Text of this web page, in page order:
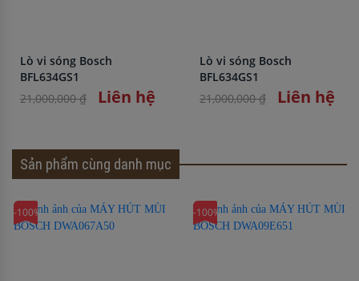
Lò vi sóng Bosch
BFL634GS1
21,000,000 ₫
Liên hệ
Lò vi sóng Bosch
BFL634GS1
21,000,000 ₫
Liên hệ
Sản phẩm cùng danh mục
-100% -100%